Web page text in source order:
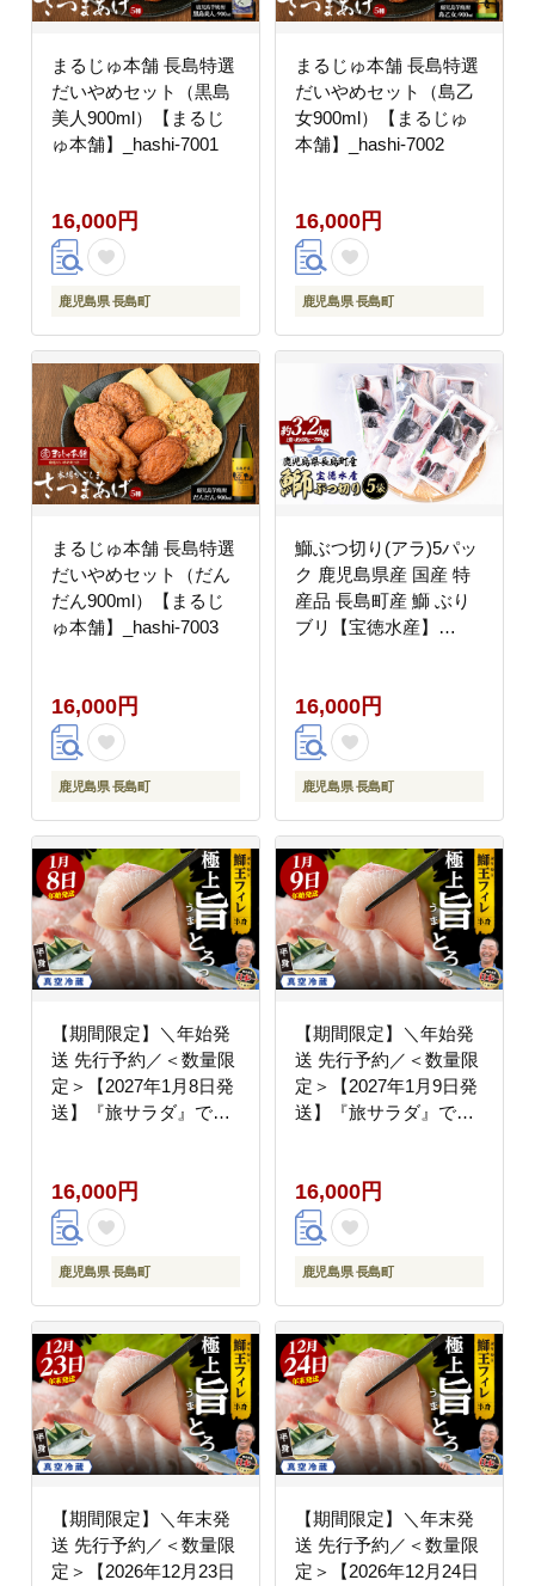
まるじゅ本舗 長島特選
だいやめセット（黒島
美人900ml）【まるじ
ゅ本舗】_hashi-7001
16,000円
鹿児島県 長島町
まるじゅ本舗 長島特選
だいやめセット（島乙
女900ml）【まるじゅ
本舗】_hashi-7002
16,000円
鹿児島県 長島町
まるじゅ本舗 長島特選
だいやめセット（だん
だん900ml）【まるじ
ゅ本舗】_hashi-7003
16,000円
鹿児島県 長島町
鰤ぶつ切り(アラ)5パッ
ク 鹿児島県産 国産 特
産品 長島町産 鰤 ぶり
ブリ【宝徳水産】
16,000円
鹿児島県 長島町
【期間限定】＼年始発
送 先行予約／＜数量限
定＞【2027年1月8日発
送】『旅サラダ』で紹
1.5kg・フィレ1枚) 産地
直送 新鮮 旨味が抜群の
長島町 特産品 ブランド
ぶり 鰤 ブリ 切り身 真
ぶ しゃぶしゃぶ 魚 魚
介 人気 ランキング 年
末年始発送 【JFA】
_jfa-1630-08
16,000円
鹿児島県 長島町
【期間限定】＼年始発
送 先行予約／＜数量限
定＞【2027年1月9日発
送】『旅サラダ』で紹
1.5kg・フィレ1枚) 産地
直送 新鮮 旨味が抜群の
長島町 特産品 ブランド
ぶり 鰤 ブリ 切り身 真
ぶ しゃぶしゃぶ 魚 魚
介 人気 ランキング 年
末年始発送 【JFA】
_jfa-1630-09
16,000円
鹿児島県 長島町
【期間限定】＼年末発
送 先行予約／＜数量限
定＞【2026年12月23日
【期間限定】＼年末発
送 先行予約／＜数量限
定＞【2026年12月24日